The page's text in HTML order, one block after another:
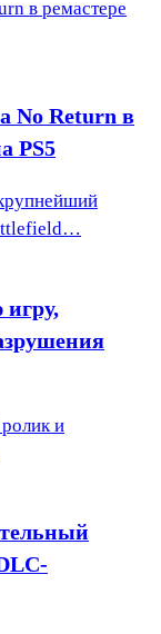
в ремастере
No Return в
PS5
игру,
и